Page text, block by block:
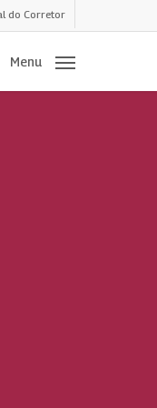
do Corretor
Menu